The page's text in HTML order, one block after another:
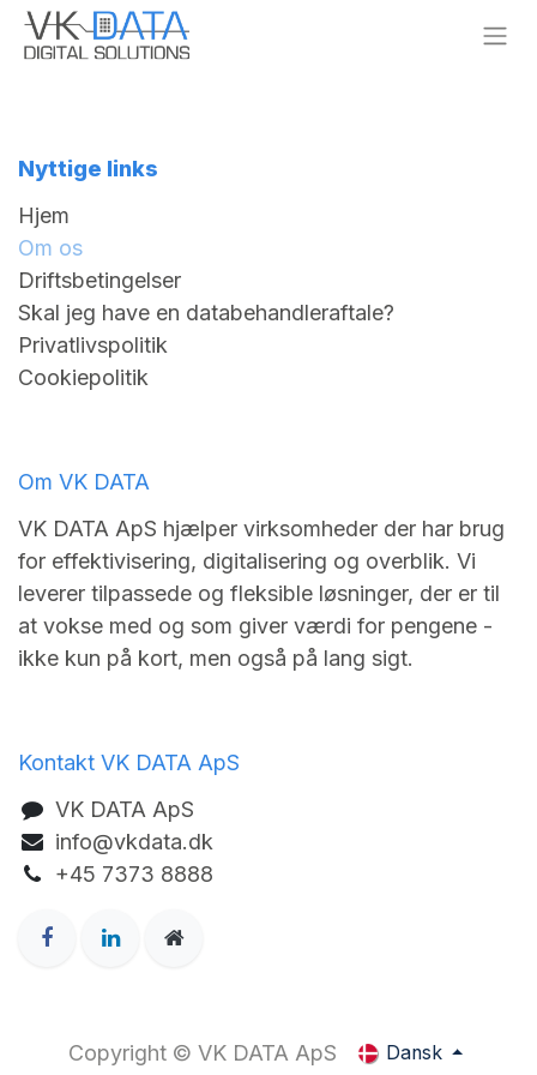
Skip to Content
Nyttige links
Hjem
Om os
Driftsbetingelser
Skal jeg have en databehandleraftale?
Privatlivspolitik
Cookiepolitik
Om VK DATA
VK DATA ApS hjælper virksomheder der har brug
for effektivisering, digitalisering og overblik. Vi
leverer tilpassede og fleksible løsninger, der er til
at vokse med og som giver værdi for pengene -
ikke kun på kort, men også på lang sigt.
Kontakt VK DATA ApS
VK DA​TA ApS
info@vkdata.dk
+45 7373 8888
Copyright © VK DATA ApS Dansk